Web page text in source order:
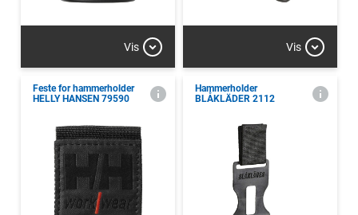
Vis Vis
Feste for hammerholder
HELLY HANSEN 79590
Hammerholder
BLÅKLÄDER 2112